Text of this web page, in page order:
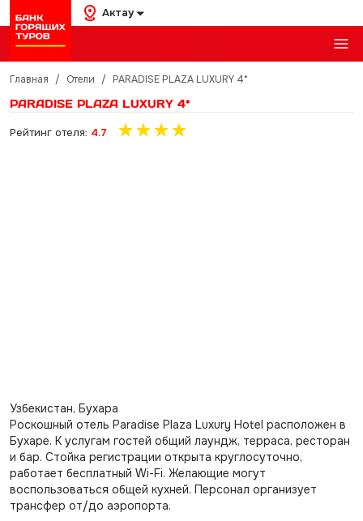
Актау
Главная / Отели / PARADISE PLAZA LUXURY 4*
PARADISE PLAZA LUXURY 4*
Рейтинг отеля: 4.7
Узбекистан, Бухара
Роскошный отель Paradise Plaza Luxury Hotel расположен в
Бухаре. К услугам гостей общий лаундж, терраса, ресторан
и бар. Стойка регистрации открыта круглосуточно,
работает бесплатный Wi-Fi. Желающие могут
воспользоваться общей кухней. Персонал организует
трансфер от/до аэропорта.